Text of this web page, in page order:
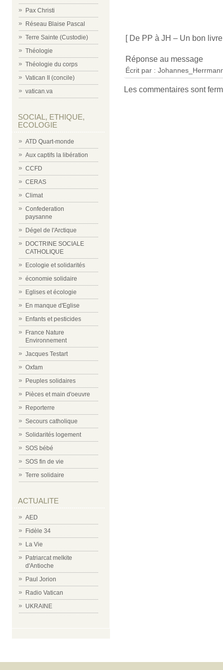
Pax Christi
Réseau Blaise Pascal
Terre Sainte (Custodie)
Théologie
Théologie du corps
Vatican II (concile)
vatican.va
SOCIAL, ETHIQUE,
ECOLOGIE
ATD Quart-monde
Aux captifs la libération
CCFD
CERAS
Climat
Confederation
paysanne
Dégel de l'Arctique
DOCTRINE SOCIALE
CATHOLIQUE
Ecologie et solidarités
économie solidaire
Eglises et écologie
En manque d'Eglise
Enfants et pesticides
France Nature
Environnement
Jacques Testart
Oxfam
Peuples solidaires
Pièces et main d'oeuvre
Reporterre
Secours catholique
Solidarités logement
SOS bébé
SOS fin de vie
Terre solidaire
ACTUALITE
AED
Fidèle 34
La Vie
Patriarcat melkite
d'Antioche
Paul Jorion
Radio Vatican
UKRAINE
[ De PP à JH – Un bon
Réponse au message
Écrit par :
Les commentaires sont